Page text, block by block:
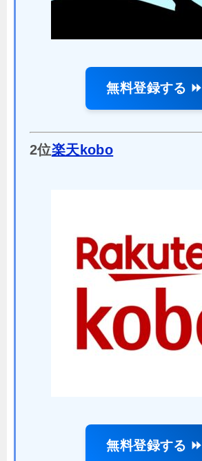
無料登録する ⏩
2位楽天kobo
無料登録する ⏩